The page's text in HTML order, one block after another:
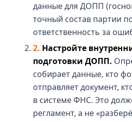
данные для ДОПП
точный состав партии
ответственность за
Настройте
подготовки ДОПП.
собирает данные, кто
отправляет документ,
в системе ФНС. Это
регламент, а не